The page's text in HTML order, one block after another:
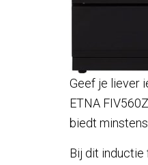
Geef je liever
ETNA
biedt
Bij dit inductie